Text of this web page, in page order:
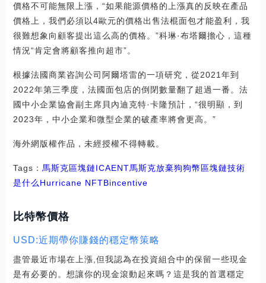
價格不可能無限上漲，“如果能源價格的上漲真的反映在產品
價格上，我們必須以4歐元的價格出售法棍面包才能盈利，我
很難想象向顧客提出這么高的價格。”科琳·布塔爾擔心，這種
情況“肯定會將顧客推向超市”。
根據法國商業咨詢公司阿爾塔雷的一項研究，從2021年到
2022年第三季度，法國面包店的倒閉數量翻了超過一番。法
國中小企業協會副主席貝內迪克特·卡隆預計，“很明顯，到
2023年，中小企業和微型企業的破產率將會更高。”
海外網版權作品，未經授權不得轉載。
Tags： 馬斯克區塊鏈ICAENT馬斯克放棄狗狗幣 區塊鏈技術
是什么 Hurricane NFTBincentive
比特幣價格
USD:近期帶你賺錢的穩定幣策略
盡管最近市場在上漲,但我認為在投資組合中的保留一些現金
是有必要的。想讓你的現金滾動起來嗎？這是我的首選穩定